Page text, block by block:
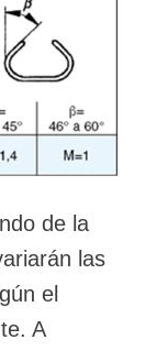
de la
las
el
A